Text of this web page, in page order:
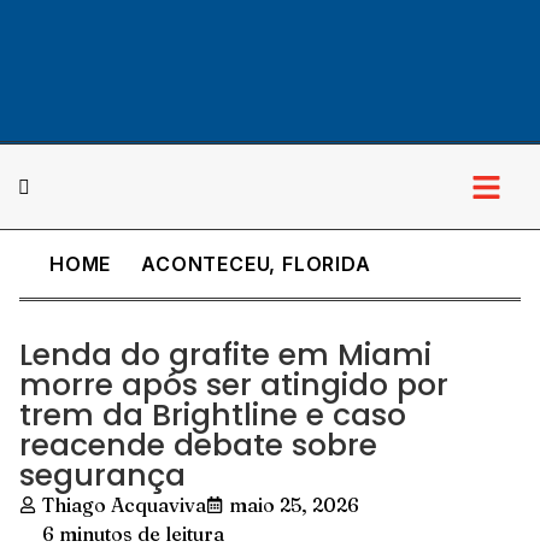
HOME ACONTECEU, FLORIDA
Lenda do grafite em Miami
morre após ser atingido por
trem da Brightline e caso
reacende debate sobre
segurança
Thiago Acquaviva
maio 25, 2026
6 minutos de leitura